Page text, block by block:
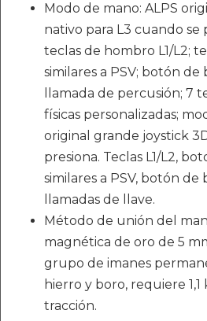
Modo de mano: ALPS
nativo para L3 cuando se
teclas de hombro L1/L2;
similares a PSV; botón
llamada de percusión; 7
físicas personalizadas;
original grande joystick
presiona. Teclas L1/L2,
similares a PSV, botón
llamadas de llave.
Método de unión del
magnética de oro de 5
grupo de imanes
hierro y boro, requiere
tracción.